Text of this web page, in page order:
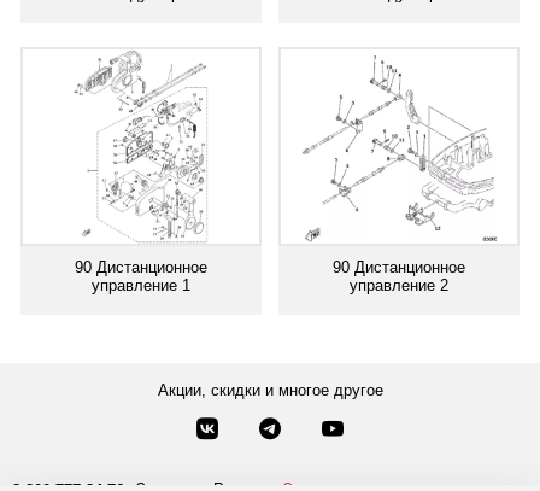
90 Дистанционное
управление 1
90 Дистанционное
управление 2
Акции, скидки и многое другое